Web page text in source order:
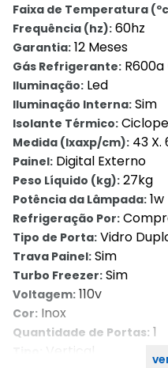
Faixa de Temperatura
Frequência (hz): 60hz
Garantia: 12 Meses
Gás Refrigerante:
Iluminação: Led
Iluminação Interna: Sim
Isolante Térmico:
Medida (lxaxp/cm): 43 X.
Painel: Digital Externo
Peso Líquido (kg): 27kg
Potência da Lâmpada: 1w
Refrigeração Por:
Tipo de Porta: Vidro
Trava Painel: Sim
Turbo Freezer: Sim
Voltagem: 110v
Cor: Inox
Quantidade de Portas: 1
Vertical